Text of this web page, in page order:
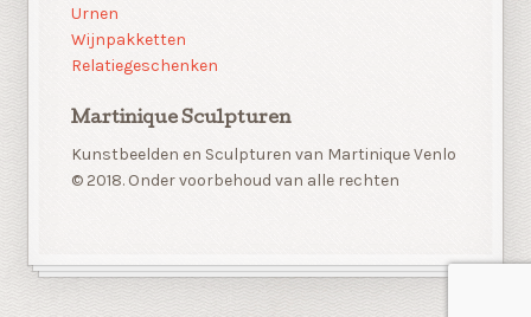
Urnen
Wijnpakketten
Relatiegeschenken
Martinique Sculpturen
Kunstbeelden en Sculpturen van Martinique Venlo
© 2018. Onder voorbehoud van alle rechten